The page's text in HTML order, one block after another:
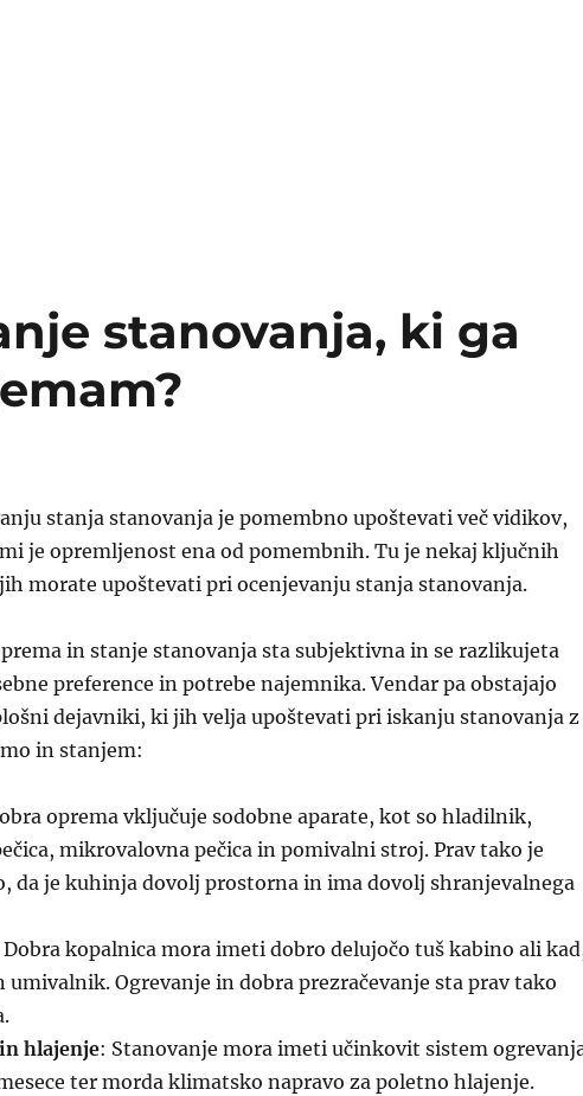
stanovanja, ki ga
stanja stanovanja je pomembno upoštevati več vidikov,
je opremljenost ena od pomembnih. Tu je nekaj ključnih
morate upoštevati pri ocenjevanju stanja stanovanja.
in stanje stanovanja sta subjektivna in se razlikujeta
preference in potrebe najemnika. Vendar pa obstajajo
dejavniki, ki jih velja upoštevati pri iskanju stanovanja z
in stanjem:
oprema vključuje sodobne aparate, kot so hladilnik,
mikrovalovna pečica in pomivalni stroj. Prav tako je
da je kuhinja dovolj prostorna in ima dovolj shranjevalnega
kopalnica mora imeti dobro delujočo tuš kabino ali
umivalnik. Ogrevanje in dobra prezračevanje sta prav tako
hlajenje: Stanovanje mora imeti učinkovit sistem
ter morda klimatsko napravo za poletno hlajenje.